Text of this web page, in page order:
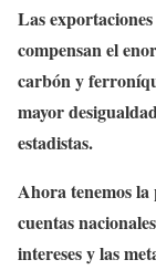
Las
compensan el
carbón y
mayor
estadistas.
Ahora tenemos
cuentas
intereses y las